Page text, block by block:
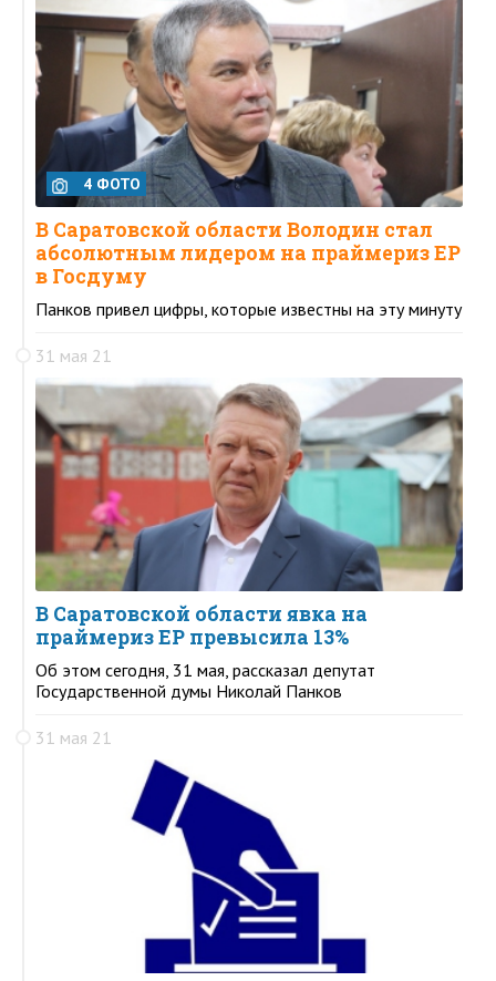
4 ФОТО
В Саратовской области Володин стал
абсолютным лидером на праймериз ЕР
в Госдуму
Панков привел цифры, которые известны на эту минуту
31 мая 21
В Саратовской области явка на
праймериз ЕР превысила 13%
Об этом сегодня, 31 мая, рассказал депутат
Государственной думы Николай Панков
31 мая 21